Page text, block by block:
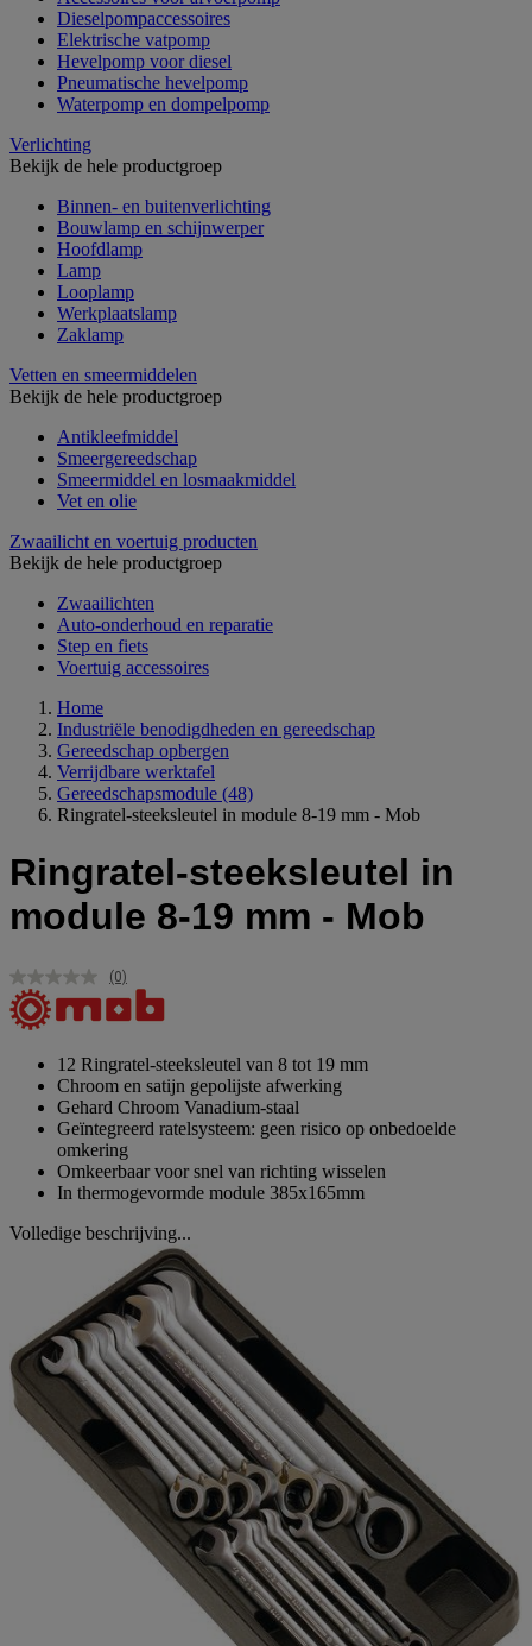
Dieselpompaccessoires
Elektrische vatpomp
Hevelpomp voor diesel
Pneumatische hevelpomp
Waterpomp en dompelpomp
Verlichting
Bekijk de hele productgroep
Binnen- en buitenverlichting
Bouwlamp en schijnwerper
Hoofdlamp
Lamp
Looplamp
Werkplaatslamp
Zaklamp
Vetten en smeermiddelen
Bekijk de hele productgroep
Antikleefmiddel
Smeergereedschap
Smeermiddel en losmaakmiddel
Vet en olie
Zwaailicht en voertuig producten
Bekijk de hele productgroep
Zwaailichten
Auto-onderhoud en reparatie
Step en fiets
Voertuig accessoires
Home
Industriële benodigdheden en gereedschap
Gereedschap opbergen
Verrijdbare werktafel
Gereedschapsmodule (48)
Ringratel-steeksleutel in module 8-19 mm - Mob
Ringratel-steeksleutel in
module 8-19 mm - Mob
Geen
scorewaarde.
Dezelfde
(0)
12 Ringratel-steeksleutel van 8 tot 19 mm
Chroom en satijn gepolijste afwerking
Gehard Chroom Vanadium-staal
Geïntegreerd ratelsysteem: geen risico op onbedoelde
omkering
Omkeerbaar voor snel van richting wisselen
In thermogevormde module 385x165mm
Volledige beschrijving...